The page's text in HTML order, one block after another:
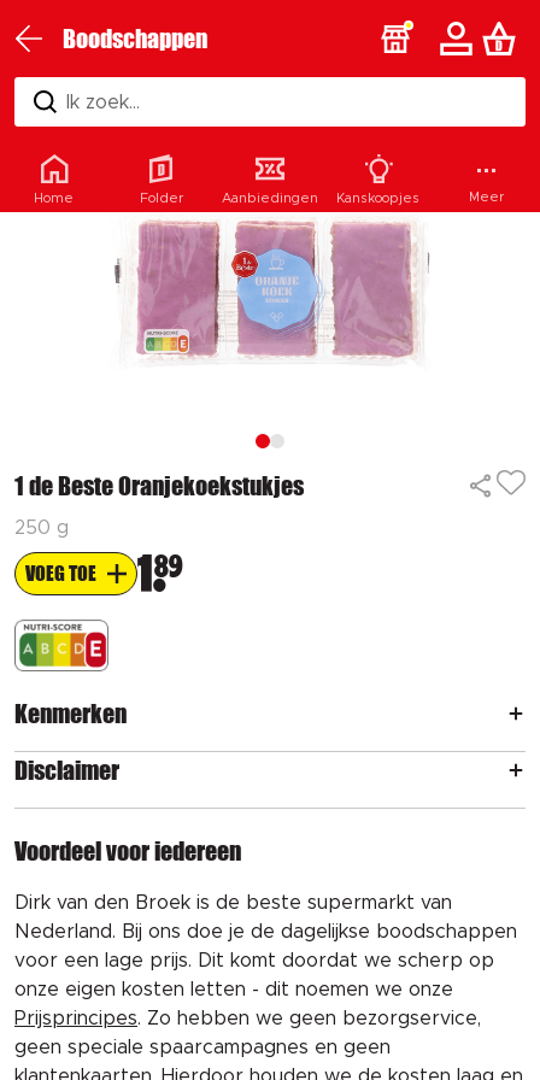
Boodschappen
Ik zoek...
1 de Beste Oranjekoekstukjes
250 g
VOEG TOE 1 89
Kenmerken
Disclaimer
Voordeel voor iedereen
Dirk van den Broek is de beste supermarkt van
Nederland. Bij ons doe je de dagelijkse boodschappen
voor een lage prijs. Dit komt doordat we scherp op
onze eigen kosten letten - dit noemen we onze
Prijsprincipes. Zo hebben we geen bezorgservice,
geen speciale spaarcampagnes en geen
Home Folder Aanbiedingen Kanskoopjes Meer